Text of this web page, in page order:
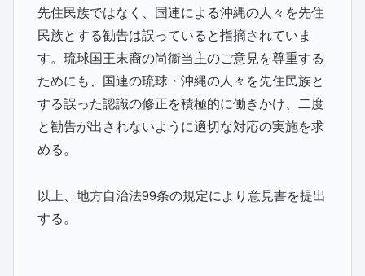
先住民族ではなく、国連による沖縄の人々を先住
民族とする勧告は誤っていると指摘されていま
す。琉球国王末裔の尚衞当主のご意見を尊重する
ためにも、国連の琉球・沖縄の人々を先住民族と
する誤った認識の修正を積極的に働きかけ、二度
と勧告が出されないように適切な対応の実施を求
める。
以上、地方自治法99条の規定により意見書を提出
する。